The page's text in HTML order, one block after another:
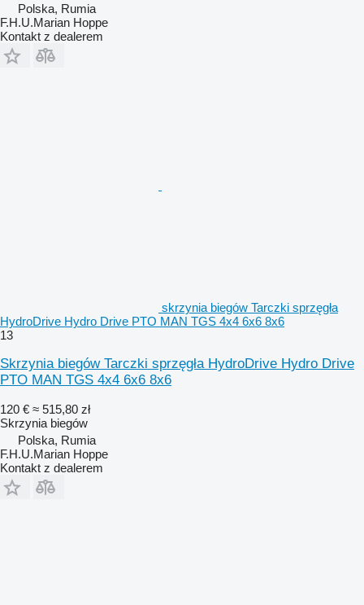
Polska, Rumia
F.H.U.Marian Hoppe
Kontakt z dealerem
skrzynia biegów Tarczki sprzęgła
HydroDrive Hydro Drive PTO MAN TGS 4x4 6x6 8x6
13
Skrzynia biegów Tarczki sprzęgła HydroDrive Hydro Drive
PTO MAN TGS 4x4 6x6 8x6
120 € ≈ 515,80 zł
Skrzynia biegów
Polska, Rumia
F.H.U.Marian Hoppe
Kontakt z dealerem